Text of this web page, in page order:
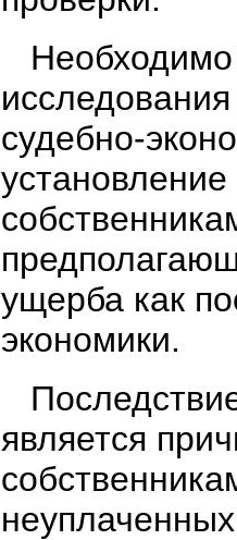
Необходимо
судебно-
ущерба как
экономики.
является